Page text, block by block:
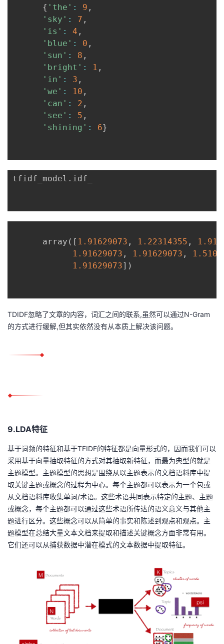
{ 'the' : 9 ,
'sky' : 7 ,
'is' : 4 ,
'blue' : 0 ,
'sun' : 8 ,
'bright' : 1 ,
'in' : 3 ,
'we' : 10 ,
'can' : 2 ,
'see' : 5 ,
'shining' : 6}
      array
( [ 1.91629073 , 1.22314355 ,
1.91629073 , 1.91629073 ,
1.91629073] )
TDIDF忽略了文章的内容，词汇之间的联系,虽然可以通过N-Gram
的方式进行缓解,但其实依然没有从本质上解决该问题。
9.LDA特征
基于词频的特征和基于TFIDF的特征都是向量形式的，因而我们可以
采用基于向量抽取特征的方式对其抽取新特征，而最为典型的就是
主题模型。主题模型的思想是围绕从以主题表示的文档语料库中提
取关键主题或概念的过程为中心。每个主题都可以表示为一个包或
从文档语料库收集单词/术语。这些术语共同表示特定的主题、主题
或概念，每个主题都可以通过这些术语所传达的语义意义与其他主
题进行区分。这些概念可以从简单的事实和陈述到观点和观点。主
题模型在总结大量文本文档来提取和描述关键概念方面非常有用。
它们还可以从捕获数据中潜在模式的文本数据中提取特征。